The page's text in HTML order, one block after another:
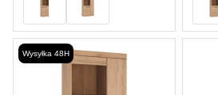
Wysyłka 48H